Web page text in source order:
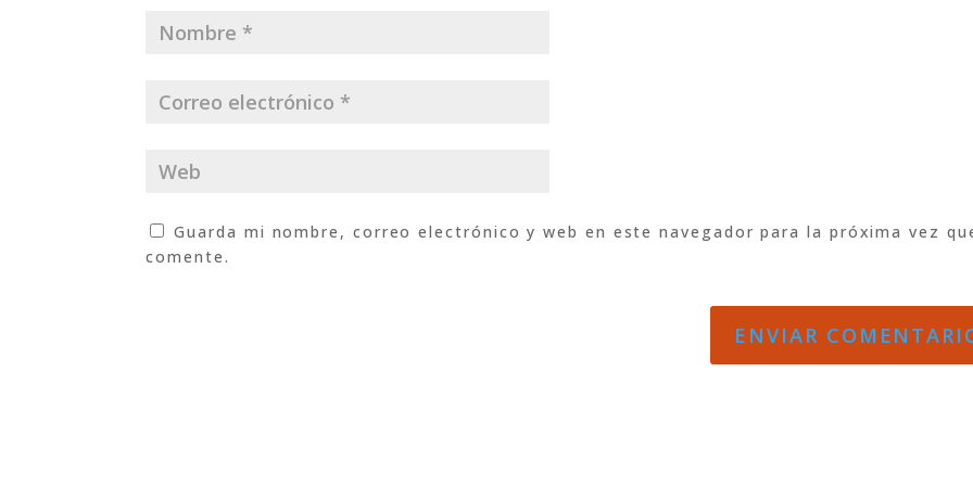
Guarda mi nombre, correo electrónico y web en este navegador para la próxima vez
comente.